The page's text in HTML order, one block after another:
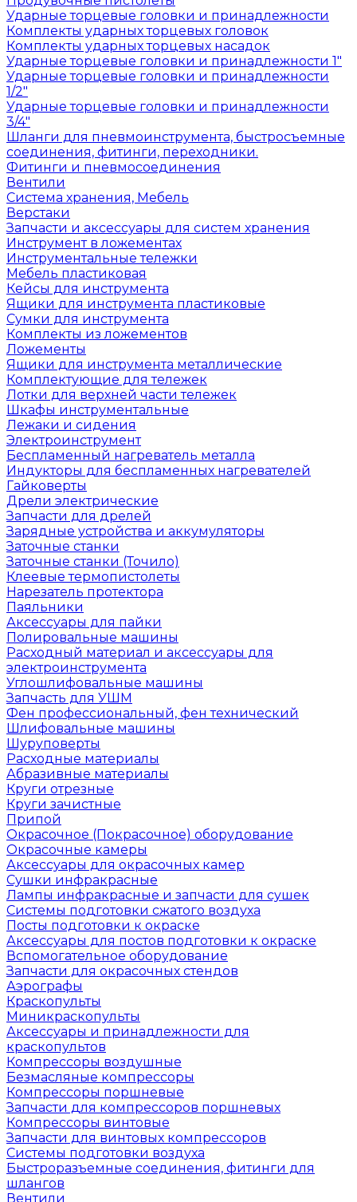
Ударные торцевые головки и принадлежности
Комплекты ударных торцевых головок
Комплекты ударных торцевых насадок
Ударные торцевые головки и принадлежности 1"
Ударные торцевые головки и принадлежности
1/2"
Ударные торцевые головки и принадлежности
3/4"
Шланги для пневмоинструмента, быстросъемные
соединения, фитинги, переходники.
Фитинги и пневмосоединения
Вентили
Система хранения, Мебель
Верстаки
Запчасти и аксессуары для систем хранения
Инструмент в ложементах
Инструментальные тележки
Мебель пластиковая
Кейсы для инструмента
Ящики для инструмента пластиковые
Сумки для инструмента
Комплекты из ложементов
Ложементы
Ящики для инструмента металлические
Комплектующие для тележек
Лотки для верхней части тележек
Шкафы инструментальные
Лежаки и сидения
Электроинструмент
Беспламенный нагреватель металла
Индукторы для беспламенных нагревателей
Гайковерты
Дрели электрические
Запчасти для дрелей
Зарядные устройства и аккумуляторы
Заточные станки
Заточные станки (Точило)
Клеевые термопистолеты
Нарезатель протектора
Паяльники
Аксессуары для пайки
Полировальные машины
Расходный материал и аксессуары для
электроинструмента
Углошлифовальные машины
Запчасть для УШМ
Фен профессиональный, фен технический
Шлифовальные машины
Шуруповерты
Расходные материалы
Абразивные материалы
Круги отрезные
Круги зачистные
Припой
Окрасочное (Покрасочное) оборудование
Окрасочные камеры
Аксессуары для окрасочных камер
Сушки инфракрасные
Лампы инфракрасные и запчасти для сушек
Системы подготовки сжатого воздуха
Посты подготовки к окраске
Аксессуары для постов подготовки к окраске
Вспомогательное оборудование
Запчасти для окрасочных стендов
Аэрографы
Краскопульты
Миникраскопульты
Аксессуары и принадлежности для
краскопультов
Компрессоры воздушные
Безмасляные компрессоры
Компрессоры поршневые
Запчасти для компрессоров поршневых
Компрессоры винтовые
Запчасти для винтовых компрессоров
Системы подготовки воздуха
Быстроразъемные соединения, фитинги для
шлангов
Вентили